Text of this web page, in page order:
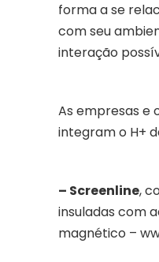
forma a se
com seu
interação
As empresas e
integram o H+
– Screenline,
insuladas com
magnético –